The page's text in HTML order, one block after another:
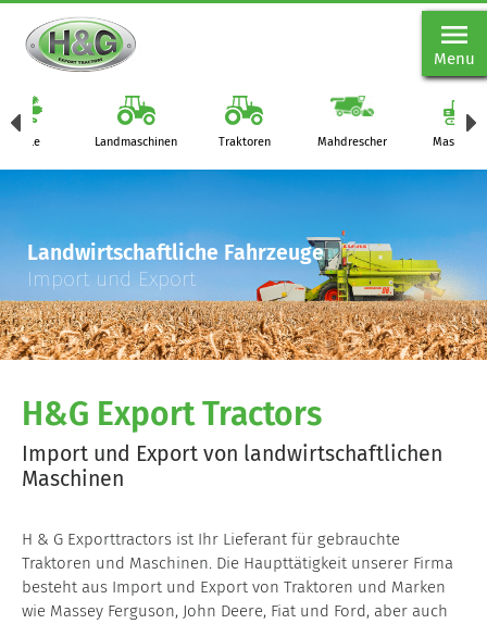
Menu
Teile Landmaschinen Traktoren Mahdrescher
Landwirtschaftliche Fahrzeuge
Import und Export
H&G Export Tractors
Import und Export von landwirtschaftlichen
Maschinen
H & G Exporttractors ist Ihr Lieferant für gebrauchte
Traktoren und Maschinen. Die Haupttätigkeit unserer Firma
besteht aus Import und Export von Traktoren und Marken
wie Massey Ferguson, John Deere, Fiat und Ford, aber auch